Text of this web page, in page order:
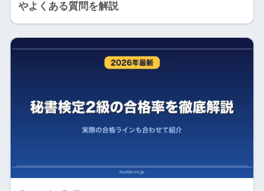
やよくある質問を解説